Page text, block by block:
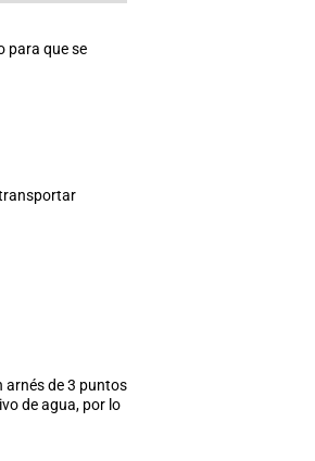
para que se
arnés de 3 puntos
de agua, por lo